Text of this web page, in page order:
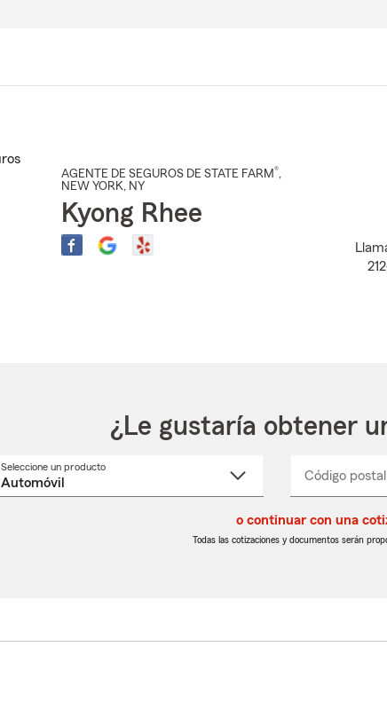
AGENTE DE SEGUROS DE STATE FARM®,
NEW YORK, NY
Kyong Rhee
¿Le gustaría obtener
Seleccione un productoSeleccione
Código postal
_____
o continuar con una
Todas las cotizaciones y documentos serán